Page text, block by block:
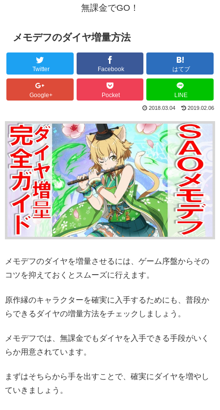
無課金でGO！
メモデフのダイヤ増量方法
Twitter Facebook はてブ
Google+ Pocket LINE
2018.03.04 2019.02.06
メモデフのダイヤを増量させるには、ゲーム序盤からその
コツを抑えておくとスムーズに行えます。
原作縁のキャラクターを確実に入手するためにも、普段か
らできるダイヤの増量方法をチェックしましょう。
メモデフでは、無課金でもダイヤを入手できる手段がいく
らか用意されています。
まずはそちらから手を出すことで、確実にダイヤを増やし
ていきましょう。